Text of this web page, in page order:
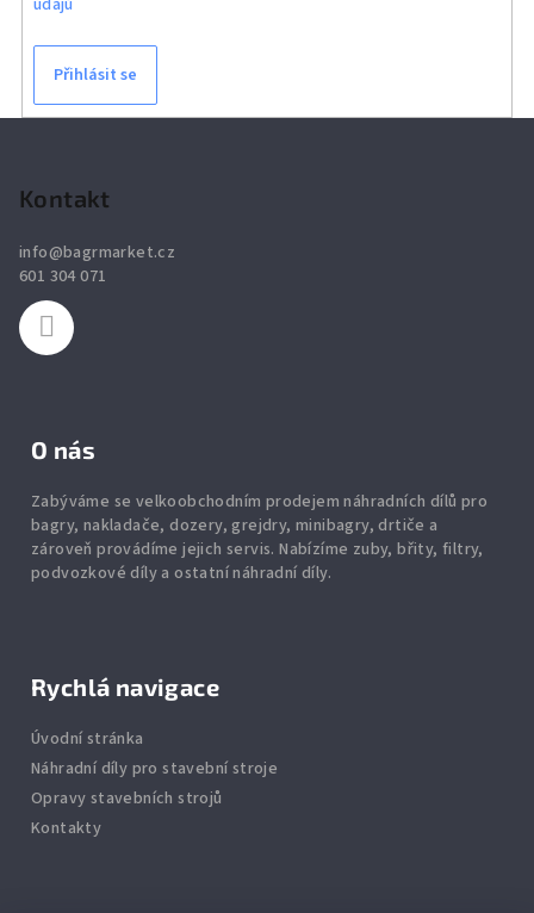
Přihlásit se
Kontakt
info@bagrmarket.cz
601 304 071
O nás
Zabýváme se velkoobchodním prodejem náhradních dílů pro
bagry, nakladače, dozery, grejdry, minibagry, drtiče a
zároveň provádíme jejich servis. Nabízíme zuby,břity,filtry,
podvozkové díly a ostatní náhradní díly.
Rychlá navigace
Úvodní stránka
Náhradní díly pro stavební stroje
Opravy stavebních strojů
Kontakty